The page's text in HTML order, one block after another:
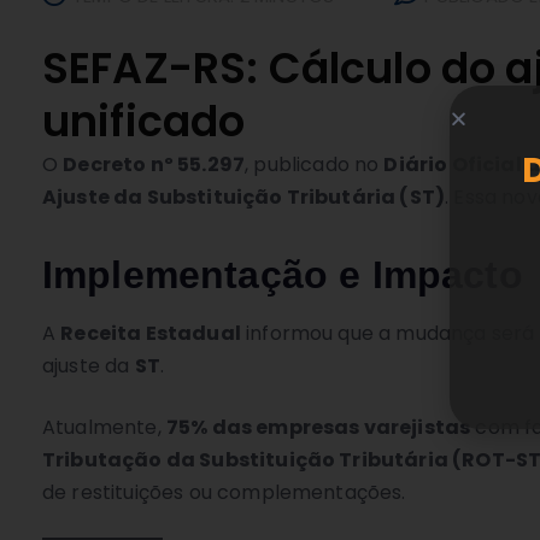
SEFAZ-RS: Cálculo
unificado
O Decreto nº 55.297, publicado no Diário Oficial
Ajuste da Substituição Tributária (ST). Essa
Implementação e Impacto
A Receita Estadual informou que a mudança
ajuste da ST.
Atualmente, 75% das empresas varejistas com
Tributação da Substituição Tributária (ROT-
de restituições ou complementações.